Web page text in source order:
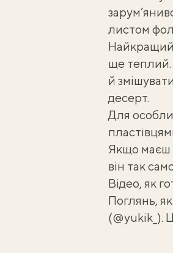
листом
Найкращий
ще теплий.
й
десерт.
Для
Якщо маєш
він так
Відео, як
Поглянь,
(@yukik_ ).